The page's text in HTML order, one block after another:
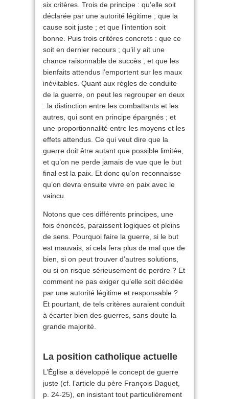
six critères. Trois de principe : qu’elle soit
déclarée par une autorité légitime ; que la
cause soit juste ; et que l’intention soit
bonne. Puis trois critères concrets : que ce
soit en dernier recours ; qu’il y ait une
chance raisonnable de succès ; et que les
bienfaits attendus l’emportent sur les maux
inévitables. Quant aux règles de conduite
de la guerre, on peut les regrouper en deux
: la distinction entre les combattants et les
autres, qui sont en principe épargnés ; et
une proportionnalité entre les moyens et les
effets attendus. Ce qui veut dire que la
guerre doit être autant que possible limitée,
et qu’on ne perde jamais de vue que le but
final est la paix. Et donc qu’on reconnaisse
qu’on devra ensuite vivre en paix avec le
vaincu.
Notons que ces différents principes, une
fois énoncés, paraissent logiques et pleins
de sens. Pourquoi faire la guerre, si le but
est mauvais, si cela fera plus de mal que de
bien, si on peut trouver d’autres solutions,
ou si on risque sérieusement de perdre ? Et
comment ne pas exiger qu’elle soit décidée
par une autorité légitime et responsable ?
Et pourtant, de tels critères auraient conduit
à écarter bien des guerres, sans doute la
grande majorité.
La position catholique actuelle
L’Église a développé le concept de guerre
juste (cf. l’article du père François Daguet,
p. 24-25), en insistant tout particulièrement